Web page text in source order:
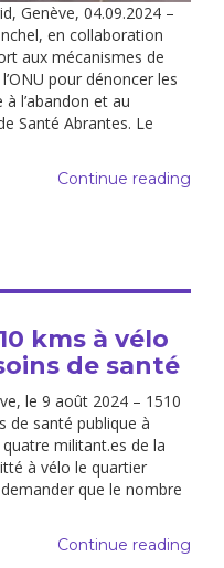
Genève, 04.09.2024 –
en collaboration
aux mécanismes de
pour dénoncer les
l’abandon et au
Santé Abrantes. Le
Continue reading
kms à vélo
de santé
le 9 août 2024 – 1510
de santé publique à
militant.es de la
à vélo le quartier
que le nombre
Continue reading